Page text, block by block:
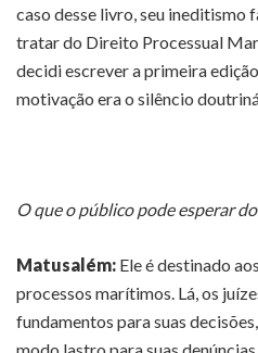
caso desse livro, seu ineditismo
tratar do Direito Processual
decidi escrever a primeira
motivação era o silêncio
O que o público pode esperar
Matusalém: Ele é destinado
processos marítimos. Lá, os
fundamentos para suas